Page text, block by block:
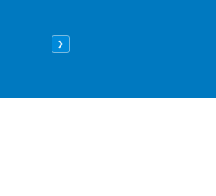
Nên lát sàn gỗ hay sàn nhựa
09/05